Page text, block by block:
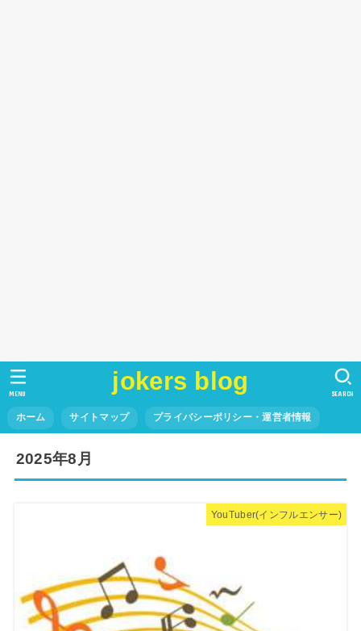
jokers blog
ホーム サイトマップ プライバシーポリシー・運営者情報
SEARCH
MENU
2025年8月
YouTuber(インフルエンサー)